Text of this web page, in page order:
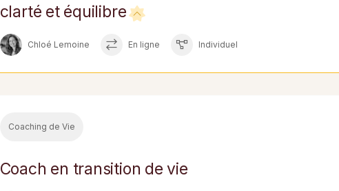
clarté et équilibre
Chloé Lemoine En ligne Individuel
Coaching de Vie
Coach en transition de vie